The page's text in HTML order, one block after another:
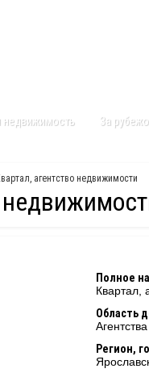
недвижимость За
агентство недвижимости
Полное
Квартал,
Область
Регион,